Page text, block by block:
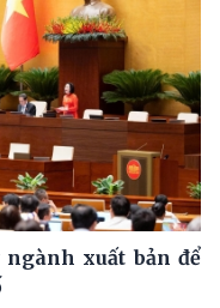
xuất bản để